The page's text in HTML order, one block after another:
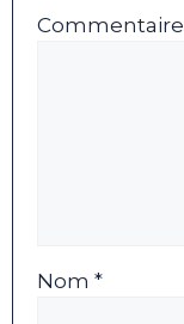
Commentaire
Nom *